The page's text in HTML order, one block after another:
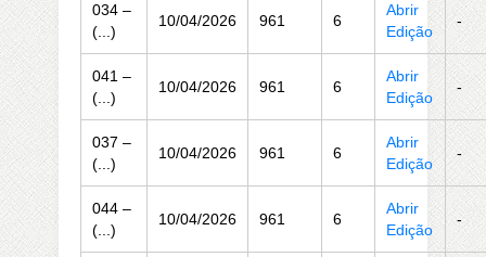
034 –
(...)
10/04/2026 961 6
Abrir
Edição
-
041 –
(...)
10/04/2026 961 6
Abrir
Edição
-
037 –
(...)
10/04/2026 961 6
Abrir
Edição
-
044 –
(...)
10/04/2026 961 6
Abrir
Edição
-